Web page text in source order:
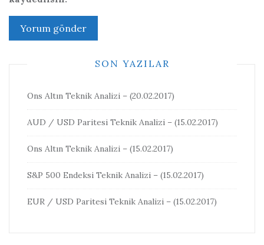
SON YAZILAR
Ons Altın Teknik Analizi – (20.02.2017)
AUD / USD Paritesi Teknik Analizi – (15.02.2017)
Ons Altın Teknik Analizi – (15.02.2017)
S&P 500 Endeksi Teknik Analizi – (15.02.2017)
EUR / USD Paritesi Teknik Analizi – (15.02.2017)